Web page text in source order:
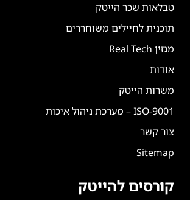
טבלאות שכר הייטק
תוכנית לחיילים משוחררים
מגזין Real Tech
אודות
משרות הייטק
ISO-9001 – מערכת ניהול איכות
צור קשר
Sitemap
קורסים להייטק